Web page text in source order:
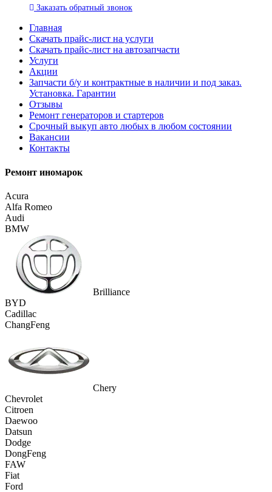
Заказать обратный звонок
Главная
Скачать прайс-лист на услуги
Скачать прайс-лист на автозапчасти
Услуги
Акции
Запчасти б/у и контрактные в наличии и под заказ.
Установка. Гарантии
Отзывы
Ремонт генераторов и стартеров
Cрочный выкуп авто любых в любом состоянии
Вакансии
Контакты
Ремонт иномарок
Acura
Alfa Romeo
Audi
BMW
Brilliance
BYD
Cadillac
ChangFeng
Chery
Chevrolet
Citroen
Daewoo
Datsun
Dodge
DongFeng
FAW
Fiat
Ford